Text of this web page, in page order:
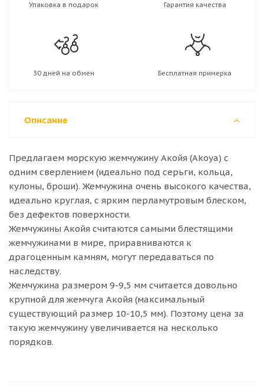
Упаковка в подарок Гарантия качества
30 дней на обмен Бесплатная примерка
Описание
Предлагаем морскую жемчужину Акойя (Akoya) с
одним сверлением (идеально под серьги, кольца,
кулоны, броши). Жемчужина очень высокого качества,
идеально круглая, с ярким перламутровым блеском,
без дефектов поверхности.
Жемчужины Акойя считаются самыми блестящими
жемчужинами в мире, приравниваются к
драгоценным камням, могут передаваться по
наследству.
Жемчужина размером 9-9,5 мм считается довольно
крупной для жемчуга Акойя (максимальный
существующий размер 10-10,5 мм). Поэтому цена за
такую жемчужину увеличивается на несколько
порядков.